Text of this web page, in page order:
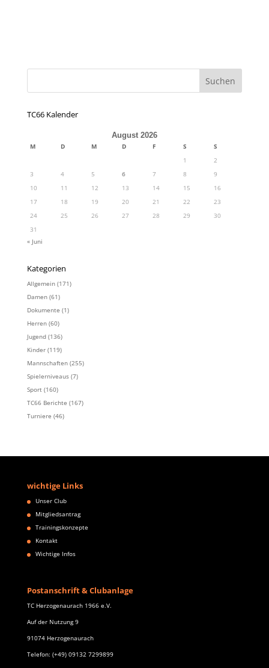
TC66 Kalender
August 2026
M D M D F S
S
1
2
3
4 5 6 7 8
9
10
11 12 13 14 15
16
17
18 19 20 21 22
23
24
25 26 27 28 29
30
31
« Juni
Kategorien
Allgemein(171)
Damen(61)
Dokumente (1)
Herren(60)
Jugend(136)
Kinder(119)
Mannschaften(255)
Spielerniveaus(7)
Sport(160)
TC66 Berichte (167)
Turniere (46)
wichtige Links
Unser Club
Mitgliedsantrag
Trainingskonzepte
Kontakt
Wichtige Infos
Postanschrift & Clubanlage
TC Herzogenaurach 1966 e.V.
Auf der Nutzung 9
91074 Herzogenaurach
Telefon: (+49) 09132 7299899